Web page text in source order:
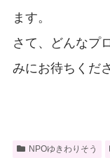
ます。
さて、どんなプ
みにお待ちくだ
NPOゆきわりそう